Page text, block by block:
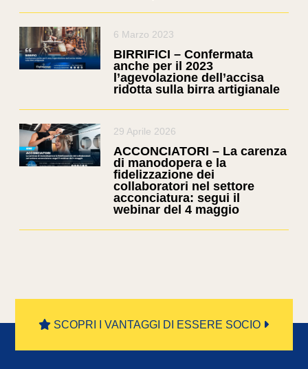
6 Marzo 2023
BIRRIFICI – Confermata
anche per il 2023
l’agevolazione dell’accisa
ridotta sulla birra artigianale
29 Aprile 2026
ACCONCIATORI – La carenza
di manodopera e la
fidelizzazione dei
collaboratori nel settore
acconciatura: segui il
webinar del 4 maggio
SCOPRI I VANTAGGI DI ESSERE SOCIO